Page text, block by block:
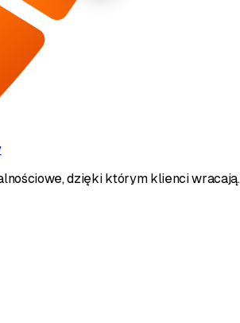
dzięki którym klienci wracają.